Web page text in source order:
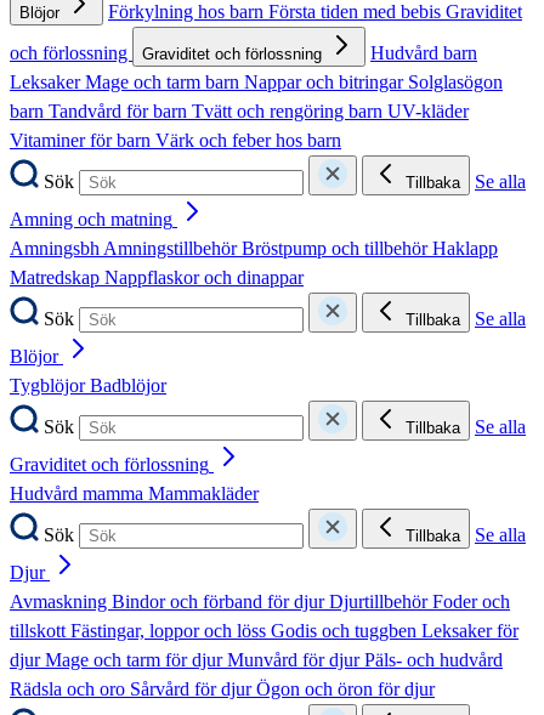
Blöjor Förkylning hos barn Första tiden med bebis Graviditet
och förlossning
Graviditet och förlossning
Hudvård barn
LeksakerMage och tarm barn Nappar och bitringar Solglasögon
barn Tandvård för barn Tvätt och rengöring barn UV-kläder
Vitaminer för barn Värk och feber hos barn
Sök
Tillbaka
Se alla
Amning och matning
AmningsbhAmningstillbehörBröstpump och tillbehörHaklapp
Matredskap Nappflaskor och dinappar
Sök
Tillbaka
Se alla
Blöjor
TygblöjorBadblöjor
Sök
Tillbaka
Se alla
Graviditet och förlossning
Hudvård mamma Mammakläder
Sök
Tillbaka
Se alla
Djur
Avmaskning Bindor och förband för djurDjurtillbehörFoder och
tillskottFästingar, loppor och löss Godis och tuggben Leksaker för
djurMage och tarm för djurMunvård för djurPäls- och hudvård
Rädsla och oro Sårvård för djurÖgon och öron för djur